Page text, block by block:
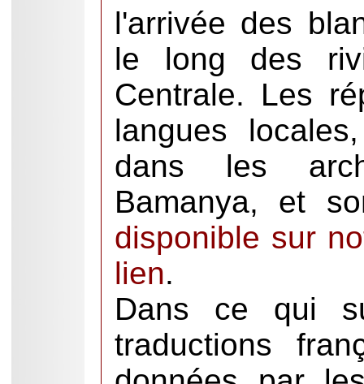
l'arrivée des
le long des
Centrale. Les
langues
dans les
Bamanya, et
disponible sur
lien.
Dans ce qui
traductions